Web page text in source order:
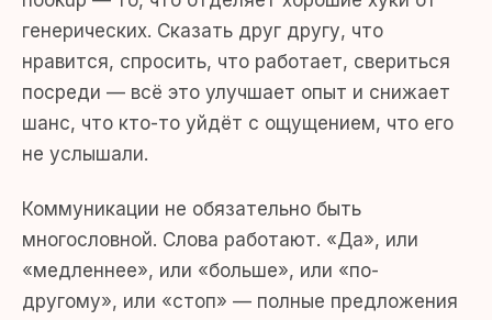
генерических. Сказать друг другу, что
нравится, спросить, что работает, свериться
посреди — всё это улучшает опыт и снижает
шанс, что кто-то уйдёт с ощущением, что его
не услышали.
Коммуникации не обязательно быть
многословной. Слова работают. «Да», или
«медленнее», или «больше», или «по-
другому», или «стоп» — полные предложения